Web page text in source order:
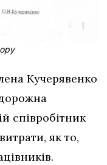
Кучерявенко
співробітник
як то,